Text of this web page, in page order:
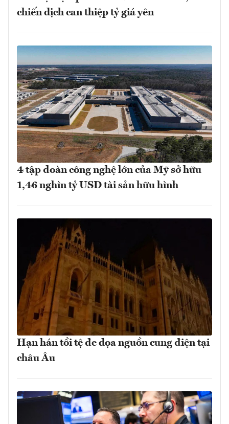
chiến dịch can thiệp tỷ giá yên
4 tập đoàn công nghệ lớn của Mỹ sở hữu
1,46 nghìn tỷ USD tài sản hữu hình
Hạn hán tồi tệ đe dọa nguồn cung điện tại
châu Âu